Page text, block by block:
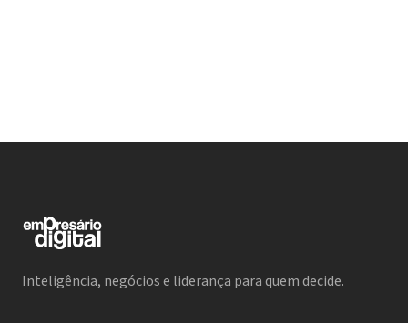
Inteligência, negócios e liderança para quem decide.